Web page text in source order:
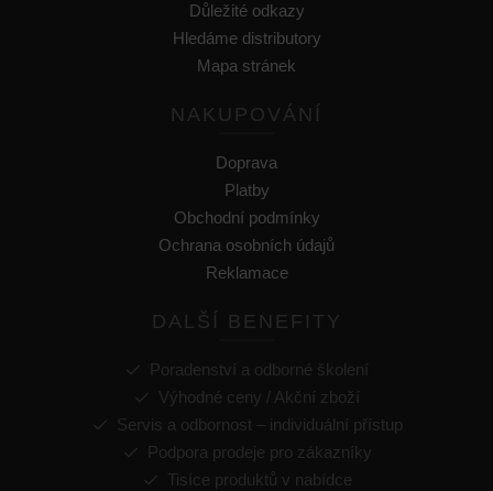
Důležité odkazy
Hledáme distributory
Mapa stránek
NAKUPOVÁNÍ
Doprava
Platby
Obchodní podmínky
Ochrana osobních údajů
Reklamace
DALŠÍ BENEFITY
Poradenství a odborné školení
Výhodné ceny / Akční zboží
Servis a odbornost – individuální přístup
Podpora prodeje pro zákazníky
Tisíce produktů v nabídce